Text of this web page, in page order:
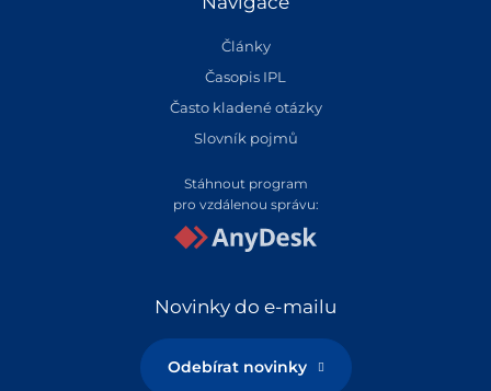
Články
Časopis IPL
Často kladené otázky
Slovník pojmů
Stáhnout program
pro vzdálenou správu:
Novinky do e-mailu
Odebírat novinky